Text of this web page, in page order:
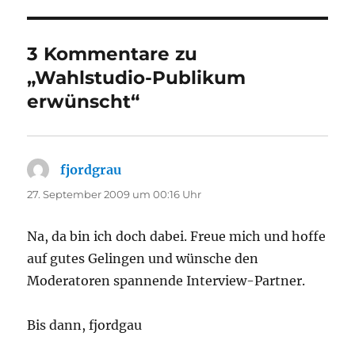
3 Kommentare zu
„Wahlstudio-Publikum
erwünscht“
fjordgrau
27. September 2009 um 00:16 Uhr
Na, da bin ich doch dabei. Freue mich und hoffe
auf gutes Gelingen und wünsche den
Moderatoren spannende Interview-Partner.
Bis dann, fjordgau